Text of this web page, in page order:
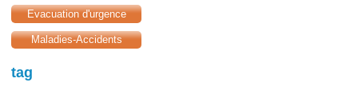
Evacuation d'urgence
Maladies-Accidents
tag